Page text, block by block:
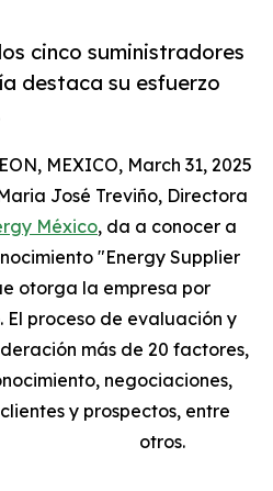
cinco suministradores
destaca su esfuerzo
MEXICO, March 31, 2025
José Treviño, Directora
México, da a conocer a
"Energy Supplier
otorga la empresa por
proceso de evaluación y
más de 20 factores,
negociaciones,
y prospectos, entre
otros.